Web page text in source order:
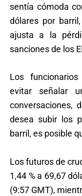
sentía cómoda
dólares por
ajusta a la
sanciones de los
Los
evitar señalar
conversaciones,
desea subir los
barril, es posible
Los futuros de
1,44 % a 69,67
(9:57 GMT),